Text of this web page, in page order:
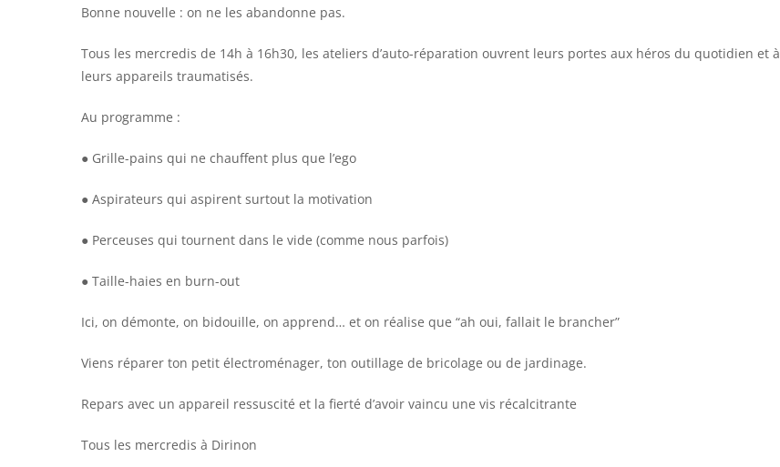
Bonne nouvelle : on ne les abandonne pas.
Tous les mercredis de 14h à 16h30, les ateliers d’auto-réparation ouvrent leurs portes aux héros du quotidien et à
leurs appareils traumatisés.
Au programme :
● Grille-pains qui ne chauffent plus que l’ego
● Aspirateurs qui aspirent surtout la motivation
● Perceuses qui tournent dans le vide (comme nous parfois)
● Taille-haies en burn-out
Ici, on démonte, on bidouille, on apprend… et on réalise que “ah oui, fallait le brancher”
Viens réparer ton petit électroménager, ton outillage de bricolage ou de jardinage.
Repars avec un appareil ressuscité et la fierté d’avoir vaincu une vis récalcitrante
Tous les mercredis à Dirinon